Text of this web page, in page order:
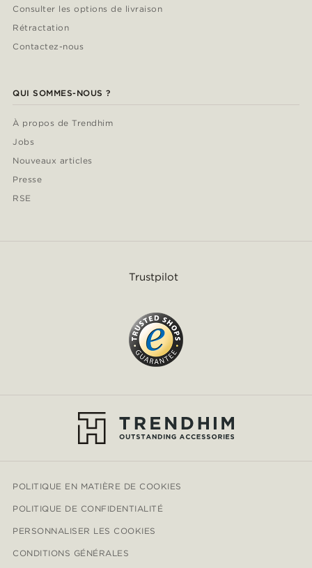
Consulter les options de livraison
Rétractation
Contactez-nous
QUI SOMMES-NOUS ?
À propos de Trendhim
Jobs
Nouveaux articles
Presse
RSE
Trustpilot
POLITIQUE EN MATIÈRE DE COOKIES
POLITIQUE DE CONFIDENTIALITÉ
PERSONNALISER LES COOKIES
CONDITIONS GÉNÉRALES